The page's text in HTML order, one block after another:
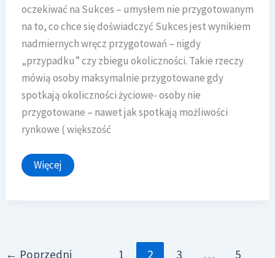
oczekiwać na Sukces – umysłem nie przygotowanym
na to, co chce się doświadczyć Sukces jest wynikiem
nadmiernych wręcz przygotowań – nigdy
„przypadku” czy zbiegu okoliczności. Takie rzeczy
mówią osoby maksymalnie przygotowane gdy
spotkają okoliczności życiowe- osoby nie
przygotowane – nawet jak spotkają możliwości
rynkowe ( większość
SUKCES
–
Więcej
← Poprzedni 1 2 3 … 5